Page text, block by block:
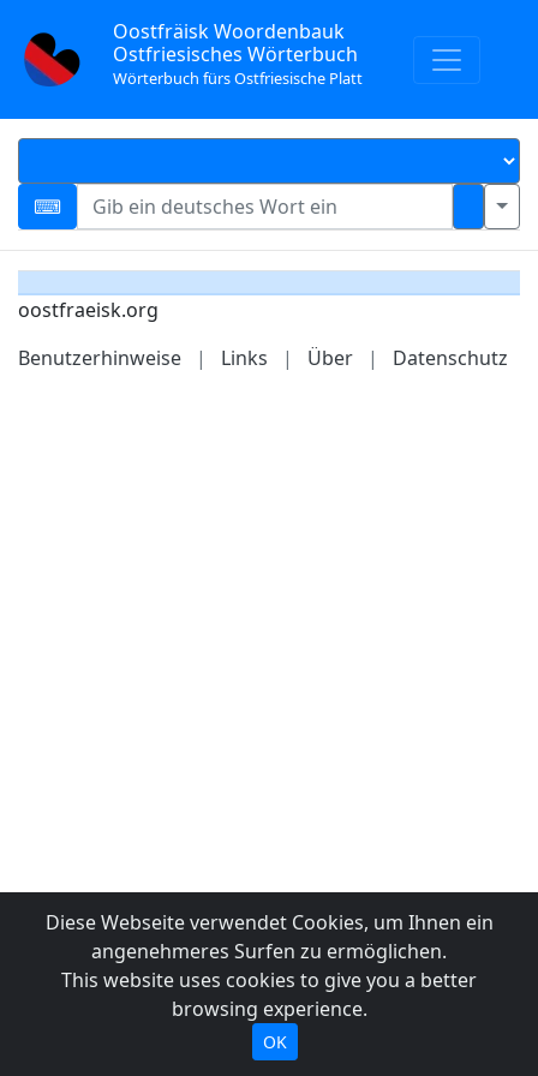
Oostfräisk Woordenbauk
Ostfriesisches Wörterbuch
Wörterbuch fürs Ostfriesische Platt
oostfraeisk.org
Benutzerhinweise
| Links | Über | Datenschutz
Diese Webseite verwendet Cookies, um Ihnen ein
angenehmeres Surfen zu ermöglichen.
This website uses cookies to give you a better
browsing experience.
OK